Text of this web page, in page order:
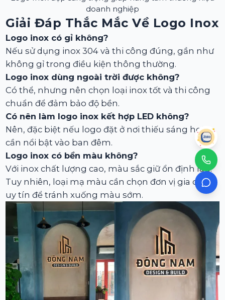
doanh nghiệp
Giải Đáp Thắc Mắc Về Logo Inox
Logo inox có gỉ không?
Nếu sử dụng inox 304 và thi công đúng, gần như
không gỉ trong điều kiện thông thường.
Logo inox dùng ngoài trời được không?
Có thể, nhưng nên chọn loại inox tốt và thi công
chuẩn để đảm bảo độ bền.
Có nên làm logo inox kết hợp LED không?
Nên, đặc biệt nếu logo đặt ở nơi thiếu sáng hoặc
cần nổi bật vào ban đêm.
Logo inox có bền màu không?
Với inox chất lượng cao, màu sắc giữ ổn định lâu.
Tuy nhiên, loại mạ màu cần chọn đơn vị gia công
uy tín để tránh xuống màu sớm.